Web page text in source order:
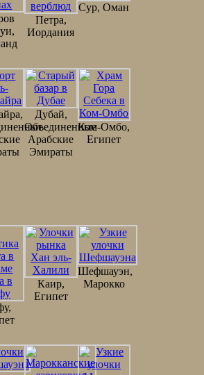
Петра,
Иордания
Сур, Оман
Дубай,
Объединенные
Арабские
Эмираты
Ком-Омбо,
Египет
Каир,
Египет
Шефшауэн,
Марокко